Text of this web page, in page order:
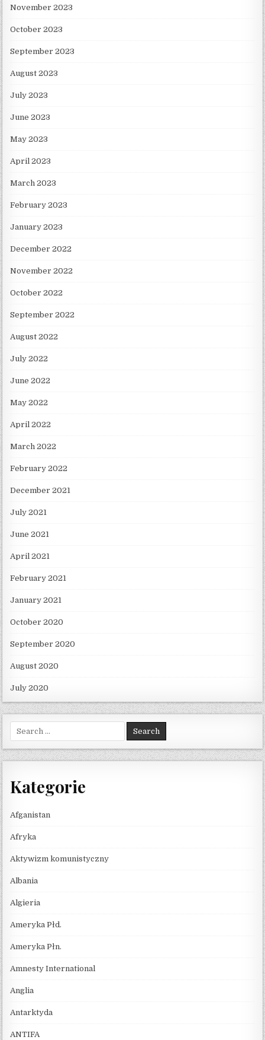
November 2023
October 2023
September 2023
August 2023
July 2023
June 2023
May 2023
April 2023
March 2023
February 2023
January 2023
December 2022
November 2022
October 2022
September 2022
August 2022
July 2022
June 2022
May 2022
April 2022
March 2022
February 2022
December 2021
July 2021
June 2021
April 2021
February 2021
January 2021
October 2020
September 2020
August 2020
July 2020
Search for:
Kategorie
Afganistan
Afryka
Aktywizm komunistyczny
Albania
Algieria
Ameryka Płd.
Ameryka Płn.
Amnesty International
Anglia
Antarktyda
ANTIFA